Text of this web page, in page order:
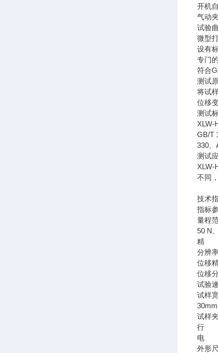
开机
气动
试验
微型
设有
专门
符合
测试
将试
位移
测试
XLW-
GB/T
330、
测试
XLW-
不同
技术
指标
量程
50 N
精
分辨
位移
位移
试验
试样
试样
行
电
外形